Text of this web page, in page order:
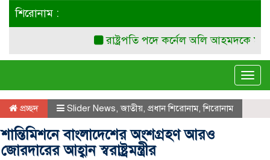
শিরোনাম :
রাষ্ট্রপতি পদে কর্নেল অলি আহমদকে মনোনয়ন
প্রচ্ছদ Slider News,জাতীয়, প্রধান শিরোনাম,শিরোনাম
শান্তিমিশনে বাংলাদেশের অংশগ্রহণ আরও
জোরদারের আহ্বান স্বরাষ্ট্রমন্ত্রীর